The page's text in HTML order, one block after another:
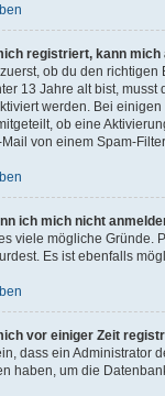
registriert, kann mich
ob du den
13 Jahre alt bist,
werden. Bei
ob eine
von einem Spam-
ich mich nicht
viele mögliche Gründe.
Es ist ebenfalls
vor einiger Zeit
dass ein Administrator
haben, um die